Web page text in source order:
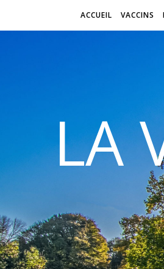
ACCUEIL VACCINS
LA